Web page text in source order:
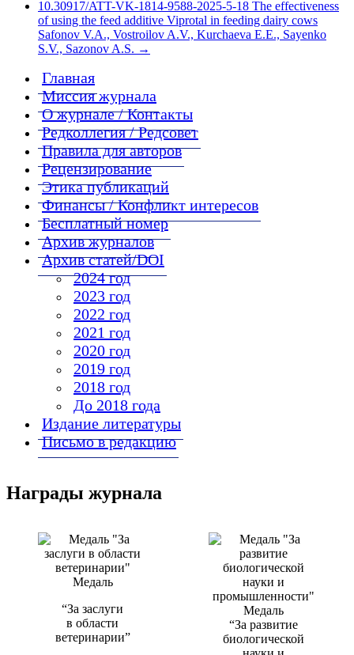
10.30917/ATT-VK-1814-9588-2025-5-18 The effectiveness
of using the feed additive Viprotal in feeding dairy cows
Safonov V.A., Vostroilov A.V., Kurchaeva E.E., Sayenko
S.V., Sazonov A.S. →
Главная
Миссия журнала
О журнале / Контакты
Редколлегия / Редсовет
Правила для авторов
Рецензирование
Этика публикаций
Финансы / Конфликт интересов
Бесплатный номер
Архив журналов
Архив статей/DOI
2024 год
2023 год
2022 год
2021 год
2020 год
2019 год
2018 год
До 2018 года
Издание литературы
Письмо в редакцию
Награды журнала
Медаль
“За заслуги
в области
ветеринарии”
Медаль
“За развитие
биологической